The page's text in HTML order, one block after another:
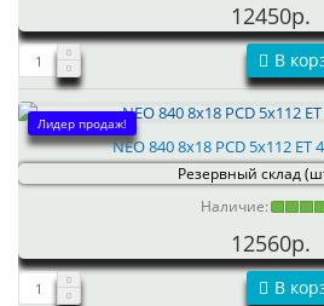
12450р.
В
Лидер продаж!
NEO 840 8x18 PCD 5x112 ET
Резервный склад
Наличие:
12560р.
В